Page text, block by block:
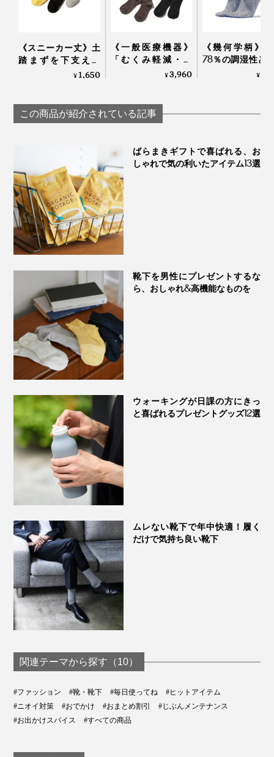
《スニーカー丈》土
踏まずを下支えし
て、足底筋をサポー
コノレッグ
¥1,650
《一般医療機器》
「むくみ軽減・快
適・おしゃれ」三拍
｜MAEÉ
¥3,960
《幾何学柄》
78％の調湿性と
編みのフィッ
¥
この商品が紹介されている記事
ばらまきギフトで喜ばれる、お
しゃれで気の利いたアイテム13選
靴下を男性にプレゼントするな
ら、おしゃれ&高機能なものを
ウォーキングが日課の方にきっ
と喜ばれるプレゼントグッズ12選
ムレない靴下で年中快適！履く
だけで気持ち良い靴下
関連テーマから探す（10）
#ファッション #靴・靴下 #毎日使ってね
#ヒットアイテム
#ニオイ対策
#おでかけ #おまとめ割引
#じぶんメンテナンス
#お出かけスパイス
#すべての商品